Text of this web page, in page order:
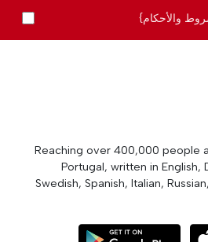
والأحكام}
Reaching over 400,000 people
Portugal, written in English,
Swedish, Spanish, Italian,